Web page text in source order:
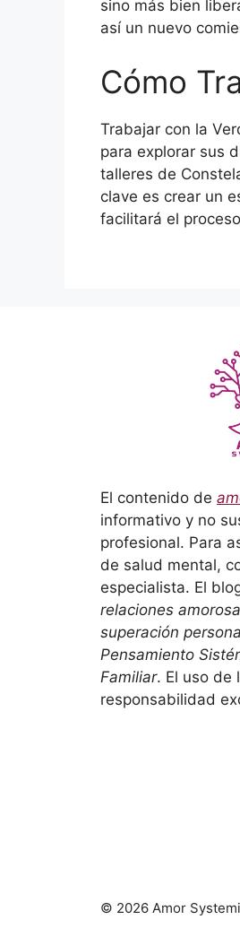
sino más bien
así un nuevo
Cómo
Trabajar con la
para explorar sus
talleres de
clave es crear un
facilitará el
El contenido de
informativo y no
profesional. Para
de salud mental,
especialista. El
relaciones
superación
Pensamiento
Familiar. El uso de
responsabilidad
© 2026 Amor